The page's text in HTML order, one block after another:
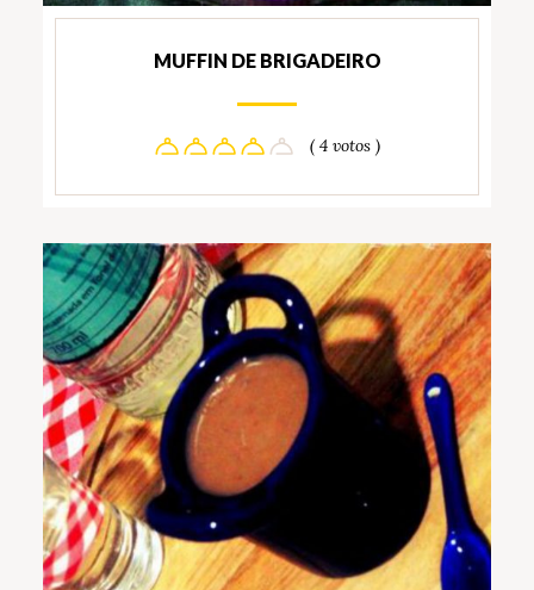
MUFFIN DE BRIGADEIRO
( 4 votos )